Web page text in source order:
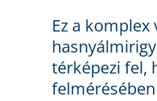
Ez a
térképezi fel,